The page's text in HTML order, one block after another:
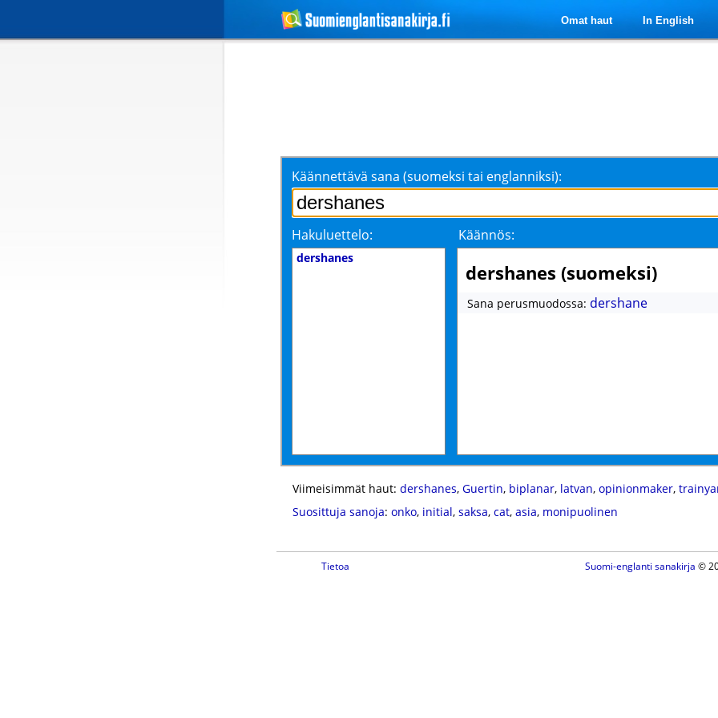
Omat haut In English
Käännettävä sana (suomeksi tai englanniksi):
Hakuluettelo: Käännös:
dershanes
dershanes (suomeksi)
Sana perusmuodossa: dershane
Viimeisimmät haut: dershanes, Guertin, biplanar, latvan, opinionmaker,
Suosittuja sanoja: onko, initial, saksa, cat, asia, monipuolinen
Tietoa Suomi-englanti sanakirja ©